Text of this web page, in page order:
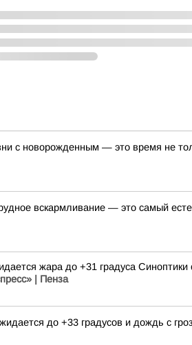
с новорожденным — это время не
вскармливание — это самый
жара до +31 градуса
| Пенза
до +33 градусов и дождь с